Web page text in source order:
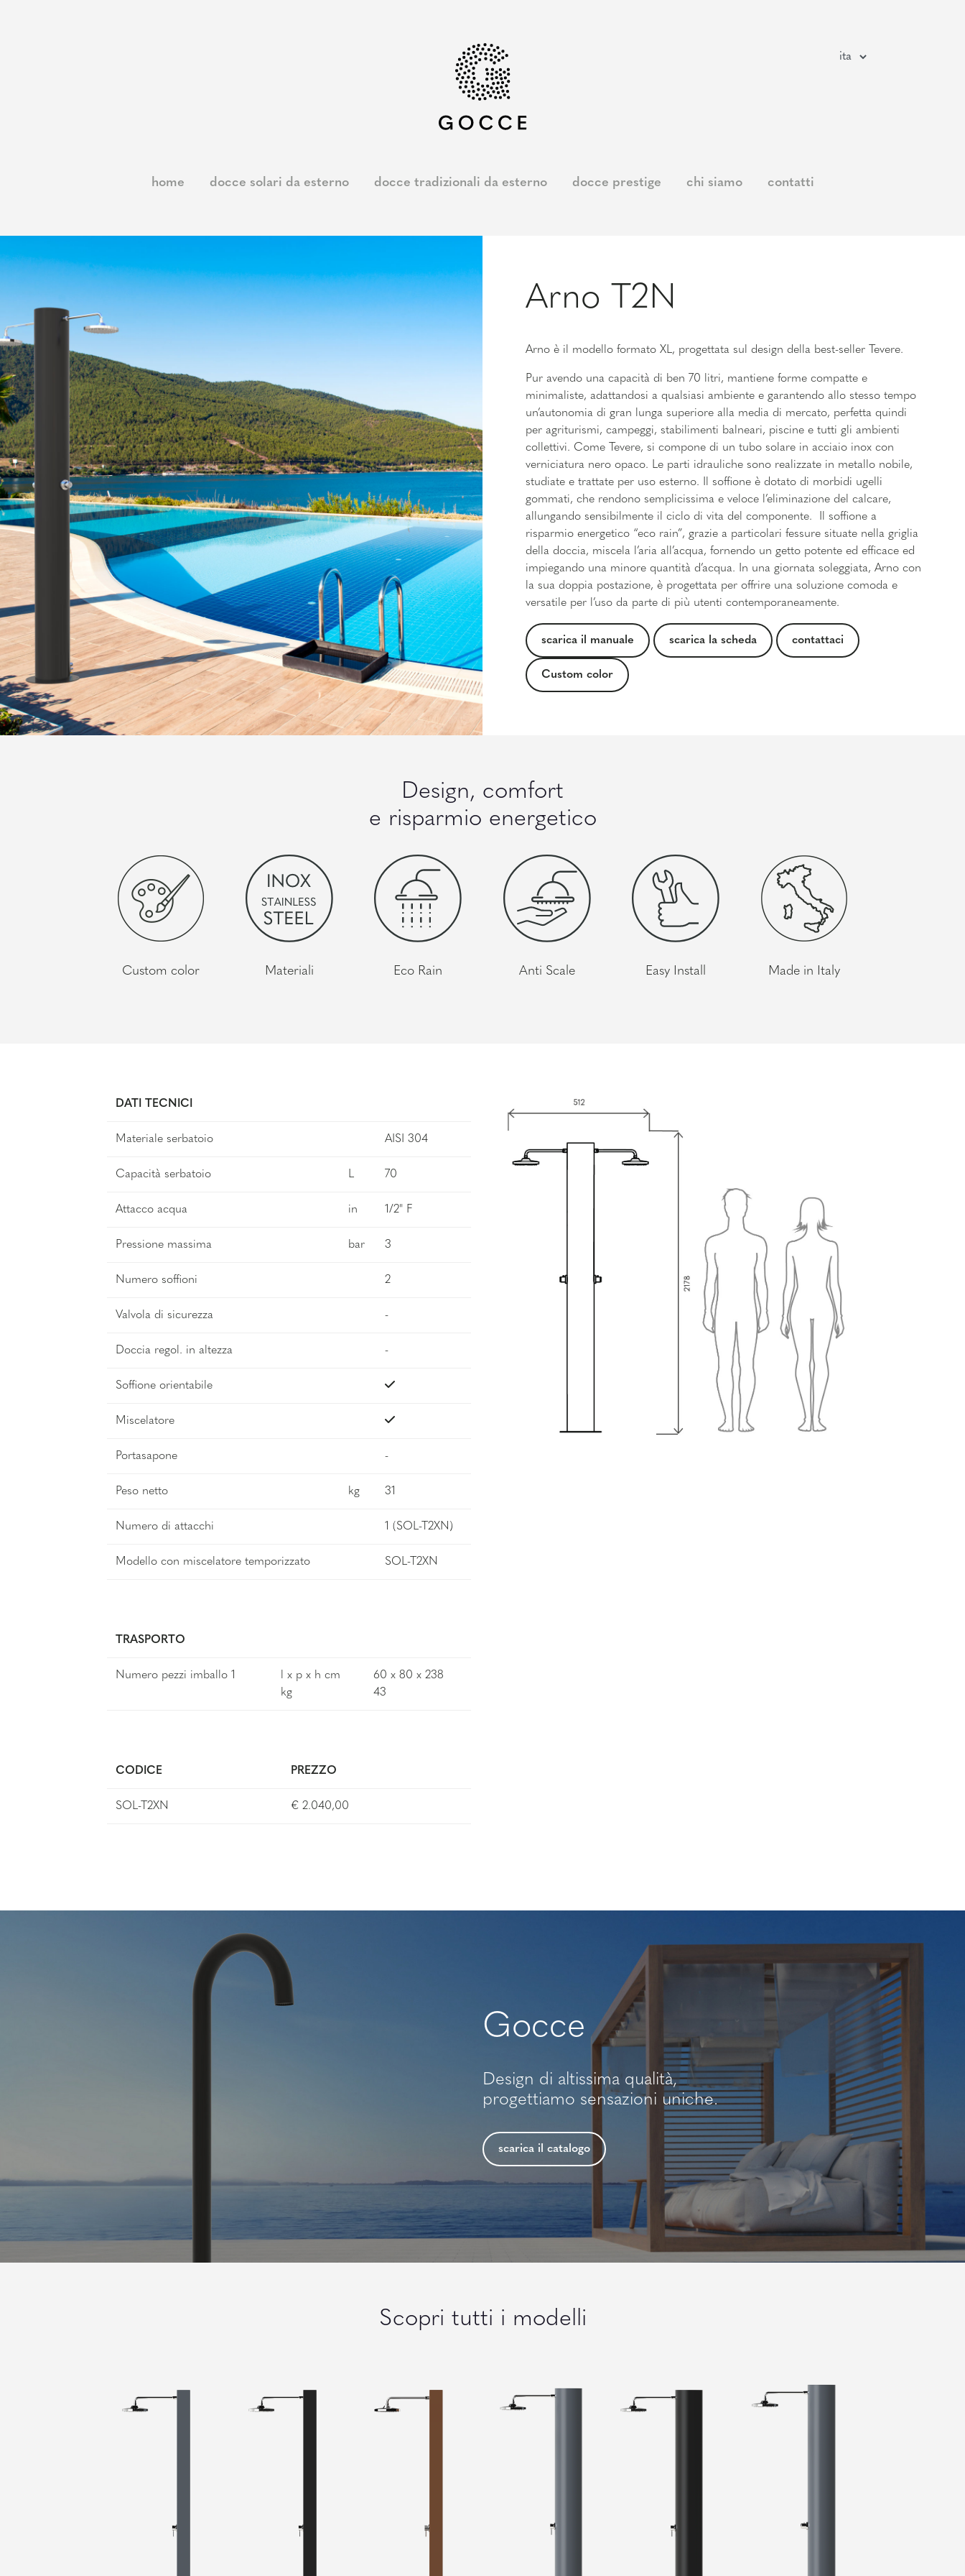
home docce solari da esterno docce tradizionali da esterno docce prestige chi siamo contatti
chi siamo
contatti Arno T2N
Arno è il modello formato XL, progettata sul design della best-seller Tevere.
Pur avendo una capacità di ben 70 litri, mantiene forme compatte e
minimaliste, adattandosi a qualsiasi ambiente e garantendo allo stesso tempo
un’autonomia di gran lunga superiore alla media di mercato, perfetta quindi
per agriturismi, campeggi, stabilimenti balneari, piscine e tutti gli ambienti
collettivi. Come Tevere, si compone di un tubo solare in acciaio inox con
verniciatura nero opaco. Le parti idrauliche sono realizzate in metallo nobile,
studiate e trattate per uso esterno. Il soffione è dotato di morbidi ugelli
gommati, che rendono semplicissima e veloce l’eliminazione del calcare,
allungando sensibilmente il ciclo di vita del componente.
Il soffione a
risparmio energetico “eco rain”, grazie a particolari fessure situate nella griglia
della doccia, miscela l’aria all’acqua, fornendo un getto potente ed efficace ed
impiegando una minore quantità d’acqua. In una giornata soleggiata, Arno con
la sua doppia postazione, è progettata per offrire una soluzione comoda e
versatile per l’uso da parte di più utenti contemporaneamente.
scarica il manuale scarica la scheda contattaci
Custom color
Design, comfort
e risparmio energetico
Custom color Materiali Eco Rain Anti Scale Easy Install Made in Italy
DATI TECNICI
Materiale serbatoio AISI 304
Capacità serbatoio L 70
Attacco acqua in 1/2" F
Pressione massima bar 3
Numero soffioni 2
Valvola di sicurezza -
Doccia regol. in altezza -
Soffione orientabile
Miscelatore
Portasapone -
Peso netto kg 31
Numero di attacchi 1 (SOL-T2XN)
Modello con miscelatore temporizzato SOL-T2XN
TRASPORTO
Numero pezzi imballo 1
l x p x h cm
kg
60 x 80 x 238
43
CODICE PREZZO
SOL-T2XN € 2.040,00
Gocce
Design di altissima qualità,
progettiamo sensazioni uniche.
scarica il catalogo
Scopri tutti i modelli